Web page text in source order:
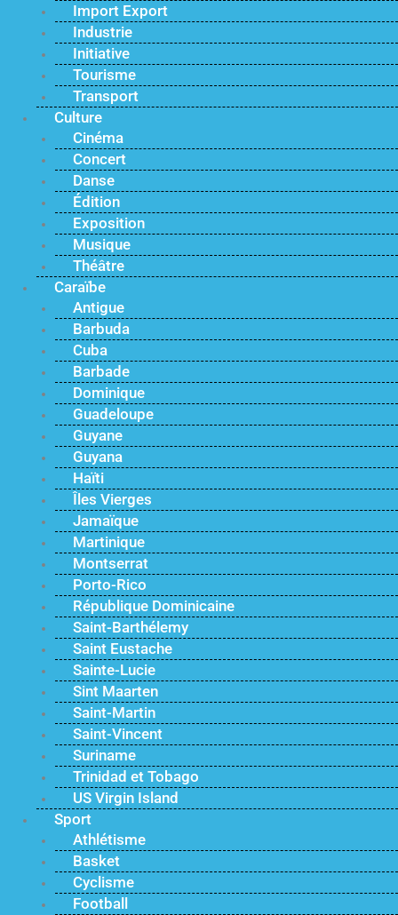
Import Export
Industrie
Initiative
Tourisme
Transport
Culture
Cinéma
Concert
Danse
Édition
Exposition
Musique
Théâtre
Caraïbe
Antigue
Barbuda
Cuba
Barbade
Dominique
Guadeloupe
Guyane
Guyana
Haïti
Îles Vierges
Jamaïque
Martinique
Montserrat
Porto-Rico
République Dominicaine
Saint-Barthélemy
Saint Eustache
Sainte-Lucie
Sint Maarten
Saint-Martin
Saint-Vincent
Suriname
Trinidad et Tobago
US Virgin Island
Sport
Athlétisme
Basket
Cyclisme
Football